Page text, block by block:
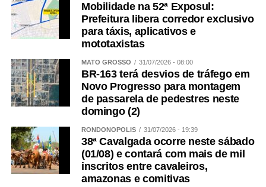
Mobilidade na 52ª Exposul:
Prefeitura libera corredor exclusivo
para táxis, aplicativos e
mototaxistas
MATO GROSSO 31/07/2026 - 08:00
BR-163 terá desvios de tráfego em
Novo Progresso para montagem
de passarela de pedestres neste
domingo (2)
RONDONÓPOLIS 31/07/2026 - 19:39
38ª Cavalgada ocorre neste sábado
(01/08) e contará com mais de mil
inscritos entre cavaleiros,
amazonas e comitivas